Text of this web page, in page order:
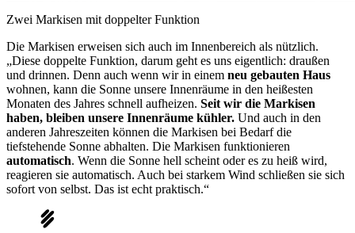
Zwei Markisen mit doppelter Funktion
Die Markisen erweisen sich auch im Innenbereich als nützlich.
„Diese doppelte Funktion, darum geht es uns eigentlich: draußen
und drinnen. Denn auch wenn wir in einem neu gebauten Haus
wohnen, kann die Sonne unsere Innenräume in den heißesten
Monaten des Jahres schnell aufheizen. Seit wir die Markisen
haben, bleiben unsere Innenräume kühler. Und auch in den
anderen Jahreszeiten können die Markisen bei Bedarf die
tiefstehende Sonne abhalten. Die Markisen funktionieren
automatisch. Wenn die Sonne hell scheint oder es zu heiß wird,
reagieren sie automatisch. Auch bei starkem Wind schließen sie sich
sofort von selbst. Das ist echt praktisch.“